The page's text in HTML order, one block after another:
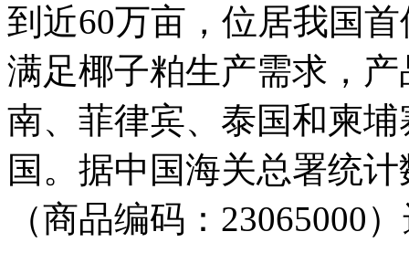
到近60万亩，位居我国
满足椰子粕生产需求，
南、菲律宾、泰国和柬
国。据中国海关总署统
（商品编码：23065000